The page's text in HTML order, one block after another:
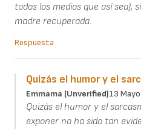
todos los medios que así sea),
madre recuperada.
Respuesta
Quizás el humor y el
Emmama (unverified)13
Quizás el humor y el
exponer no ha sido tan